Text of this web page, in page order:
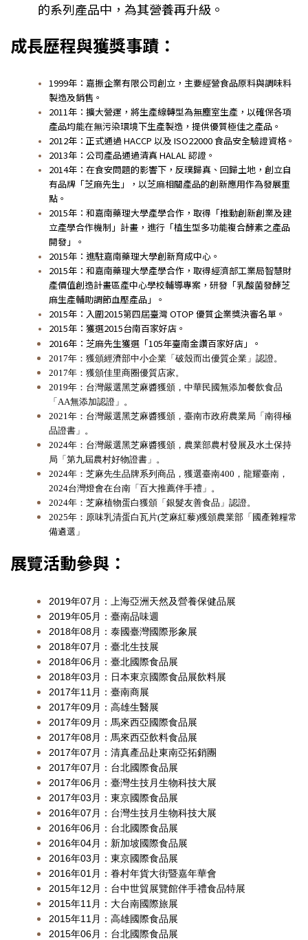
的系列產品中，為其營養再升級。
成長歷程與獲獎事蹟：
1999年：嘉振企業有限公司創立，主要經營食品原料與調味料
製造及銷售。
2011年：擴大營運，將生產線轉型為無塵室生產，以確保各項
產品均能在無污染環境下生產製造，提供優質極佳之產品。
2012年：正式通過 HACCP 以及 ISO22000 食品安全驗證資格。
2013年：公司產品通過清真 HALAL 認證。
2014年：在食安問題的影響下，反璞歸真、回歸土地，創立自
有品牌「芝麻先生 」，以芝麻相關產品的創新應用作為發展重
點。
2015年：和嘉南藥理大學產學合作，取得「推動創新創業及建
立產學合作機制」計畫，進行 「植生型多功能複合酵素之產品
開發」。
2015年：進駐嘉南藥理大學創新育成中心。
2015年：和嘉南藥理大學產學合作，取得經濟部工業局智慧財
產價值創造計畫區產中心學校輔導專案，研發「乳酸菌發酵芝
麻生產輔助調節血壓產品」。
2015年：入圍2015第四屆臺灣 OTOP 優質企業獎決審名單。
2015年：獲選2015台南百家好店。
2016年 ：芝麻先生獲選「105年臺南金讚百家好店」。
2017年：獲頒經濟部中小企業「破殼而出優質企業」認證。
2017年：獲頒佳里商圈優質店家。
2019年：台灣嚴選黑芝麻醬獲頒，中華民國無添加餐飲食品
「AA無添加認證」。
2021年：台灣嚴選黑芝麻醬獲頒，臺南市政府農業局「南得極
品證書」。
2024年：台灣嚴選黑芝麻醬獲頒，農業部農村發展及水土保持
局「第九屆農村好物證書」。
2024年：芝麻先生品牌系列商品，獲選臺南400，龍耀臺南，
2024台灣燈會在台南「百大推薦伴手禮」。
2024年：芝麻植物蛋白獲頒「銀髮友善食品」認證。
2025年：原味乳清蛋白瓦片(芝麻紅藜)獲頒農業部「國產雜糧常
備遴選」
展覽活動參與：
2019年07月：上海亞洲天然及營養保健品展
2019年05月：臺南品味週
2018年08月：泰國臺灣國際形象展
2018年07月：臺北生技展
2018年06月：臺北國際食品展
2018年03月：日本東京國際食品展飲料展
2017年11月：臺南商展
2017年09月：高雄生醫展
2017年09月：馬來西亞國際食品展
2017年08月：馬來西亞飲料食品展
2017年07月：清真產品赴東南亞拓銷團
2017年07月：台北國際食品展
2017年06月：臺灣生技月生物科技大展
2017年03月：東京國際食品展
2016年07月：台灣生技月生物科技大展
2016年06月：台北國際食品展
2016年04月：新加坡國際食品展
2016年03月：東京國際食品展
2016年01月：眷村年貨大街暨嘉年華會
2015年12月：台中世貿展覽館伴手禮食品特展
2015年11月：大台南國際旅展
2015年11月：高雄國際食品展
2015年06月：台北國際食品展